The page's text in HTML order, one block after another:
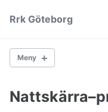
navigation
Rrk Göteborg
Meny